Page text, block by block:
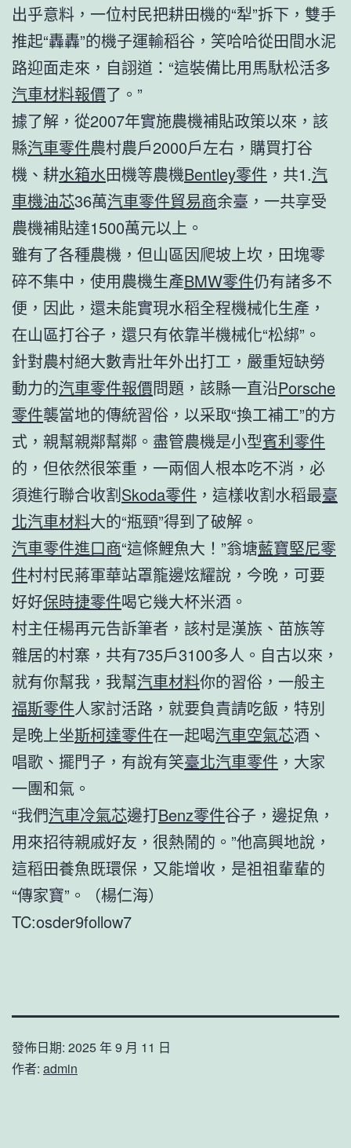
出乎意料，一位村民把耕田機的“犁”拆下，雙手
推起“轟轟”的機子運輸稻谷，笑哈哈從田間水泥
路迎面走來，自詡道：“這裝備比用馬馱松活多
汽車材料報價了。”
據了解，從2007年實施農機補貼政策以來，該
縣汽車零件農村農戶2000戶左右，購買打谷
機、耕水箱水田機等農機Bentley零件 ，共1.汽
車機油芯36萬汽車零件貿易商余臺，一共享受
農機補貼達1500萬元以上。
雖有了各種農機，但山區因爬坡上坎，田塊零
碎不集中，使用農機生產BMW零件仍有諸多不
便，因此，還未能實現水稻全程機械化生產，
在山區打谷子，還只有依靠半機械化“松綁”。
針對農村絕大數青壯年外出打工，嚴重短缺勞
動力的汽車零件報價問題，該縣一直沿Porsche
零件襲當地的傳統習俗，以采取“換工補工”的方
式，親幫親鄰幫鄰。盡管農機是小型賓利零件
的，但依然很笨重，一兩個人根本吃不消，必
須進行聯合收割Skoda零件 ，這樣收割水稻最臺
北汽車材料大的“瓶頸”得到了破解。
汽車零件進口商“這條鯉魚大！”翁塘藍寶堅尼零
件村村民蔣軍華站罩籠邊炫耀說，今晚，可要
好好保時捷零件喝它幾大杯米酒。
村主任楊再元告訴筆者，該村是漢族、苗族等
雜居的村寨，共有735戶3100多人。自古以來，
就有你幫我，我幫汽車材料你的習俗，一般主
福斯零件人家討活路，就要負責請吃飯，特別
是晚上坐斯柯達零件在一起喝汽車空氣芯酒、
唱歌、擺門子，有說有笑臺北汽車零件 ，大家
一團和氣。
“我們汽車冷氣芯邊打Benz零件谷子，邊捉魚，
用來招待親戚好友，很熱鬧的。”他高興地說，
這稻田養魚既環保，又能增收，是祖祖輩輩的
“傳家寶”。（楊仁海）
TC:osder9follow7
發佈日期: 2025 年 9 月 11 日
作者: admin